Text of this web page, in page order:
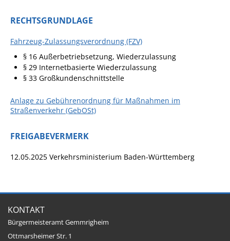
RECHTSGRUNDLAGE
Fahrzeug-Zulassungsverordnung (FZV)
§ 16 Außerbetriebsetzung, Wiederzulassung
§ 29 Internetbasierte Wiederzulassung
§ 33 Großkundenschnittstelle
Anlage zu Gebührenordnung für Maßnahmen im
Straßenverkehr (GebOSt)
FREIGABEVERMERK
12.05.2025 Verkehrsministerium Baden-Württemberg
KONTAKT
Bürgermeisteramt Gemmrigheim
Ottmarsheimer Str. 1